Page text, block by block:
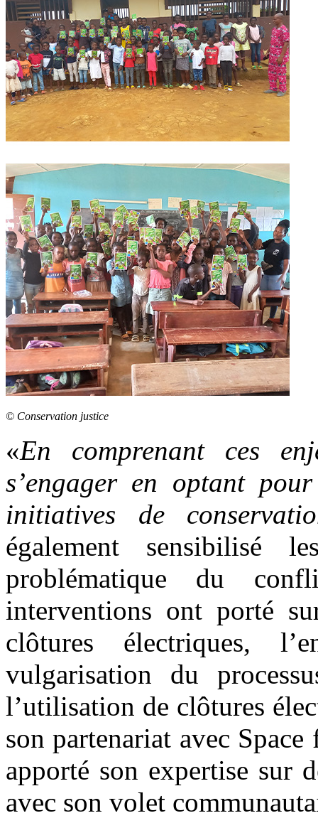
© Conservation justice
«En comprenant ces
s’engager en optant
initiatives de
également sensibilisé
problématique du
interventions ont porté
clôtures électriques,
vulgarisation du
l’utilisation de clôtures
son partenariat avec
apporté son expertise sur
avec son volet